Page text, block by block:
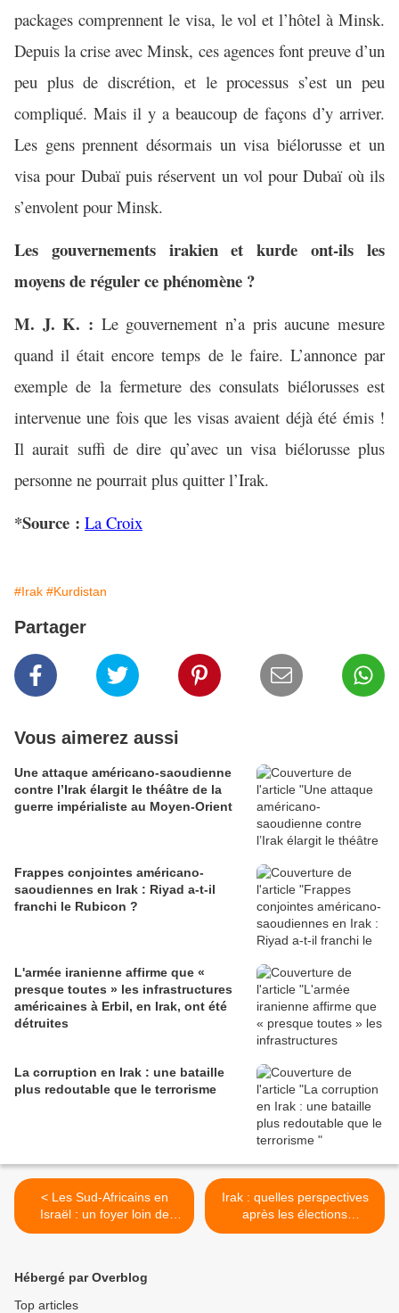
packages comprennent le visa, le vol et l’hôtel à Minsk.
Depuis la crise avec Minsk, ces agences font preuve d’un
peu plus de discrétion, et le processus s’est un peu
compliqué. Mais il y a beaucoup de façons d’y arriver.
Les gens prennent désormais un visa biélorusse et un
visa pour Dubaï puis réservent un vol pour Dubaï où ils
s’envolent pour Minsk.
Les gouvernements irakien et kurde ont-ils les
moyens de réguler ce phénomène ?
M. J. K. : Le gouvernement n’a pris aucune mesure
quand il était encore temps de le faire. L’annonce par
exemple de la fermeture des consulats biélorusses est
intervenue une fois que les visas avaient déjà été émis !
Il aurait suffi de dire qu’avec un visa biélorusse plus
personne ne pourrait plus quitter l’Irak.
*Source : La Croix
#Irak #Kurdistan
Partager
Vous aimerez aussi
Une attaque américano-saoudienne
contre l’Irak élargit le théâtre de la
guerre impérialiste au Moyen-Orient
Frappes conjointes américano-
saoudiennes en Irak : Riyad a-t-il
franchi le Rubicon ?
L'armée iranienne affirme que «
presque toutes » les infrastructures
américaines à Erbil, en Irak, ont été
détruites
La corruption en Irak : une bataille
plus redoutable que le terrorisme
< Les Sud-Africains en
Israël : un foyer loin de
chez eux pour les
Irak : quelles perspectives
après les élections
législatives ? >
Hébergé par Overblog
Top articles